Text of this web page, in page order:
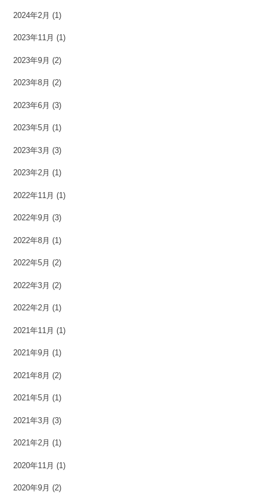
2024年2月 (1)
2023年11月 (1)
2023年9月 (2)
2023年8月 (2)
2023年6月 (3)
2023年5月 (1)
2023年3月 (3)
2023年2月 (1)
2022年11月 (1)
2022年9月 (3)
2022年8月 (1)
2022年5月 (2)
2022年3月 (2)
2022年2月 (1)
2021年11月 (1)
2021年9月 (1)
2021年8月 (2)
2021年5月 (1)
2021年3月 (3)
2021年2月 (1)
2020年11月 (1)
2020年9月 (2)